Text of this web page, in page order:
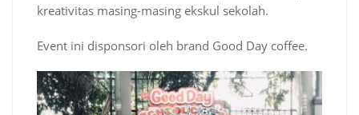
kreativitas masing-masing ekskul sekolah.
Event ini disponsori oleh brand Good Day coffee.